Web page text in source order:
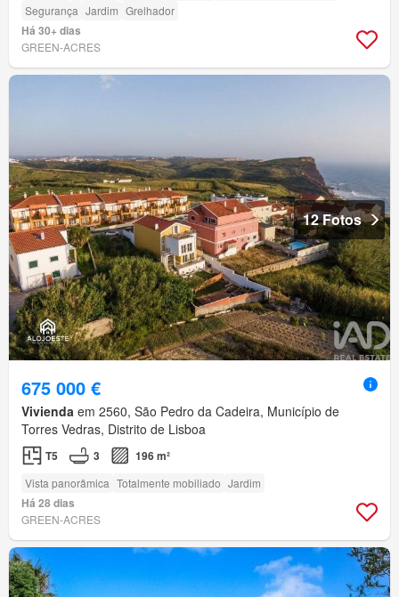
Segurança Jardim Grelhador
Há 30+ dias
GREEN-ACRES
12 Fotos
675 000 €
Vivienda em 2560, São Pedro da Cadeira, Município de
Torres Vedras, Distrito de Lisboa
T5 3 196 m²
Vista panorâmica Totalmente mobiliado Jardim
Há 28 dias
GREEN-ACRES